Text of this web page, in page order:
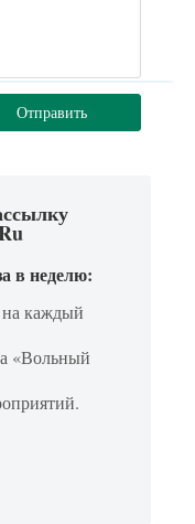
Отправить
в неделю:
каждый
«Вольный